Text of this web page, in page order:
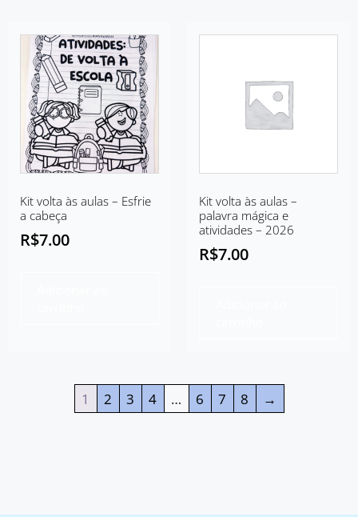
Kit volta às aulas – Esfrie
a cabeça
R$7.00
Kit volta às aulas –
palavra mágica e
atividades – 2026
R$7.00
1 2 3 4 … 6 7 8 →